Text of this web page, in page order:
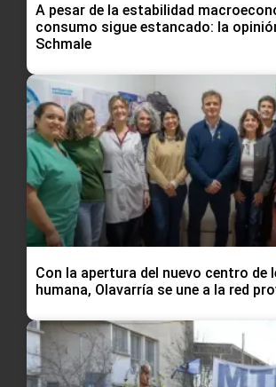
A pesar de la estabilidad
consumo sigue estancado: la
Schmale
Con la apertura del nuevo centro de
humana, Olavarría se une a la red